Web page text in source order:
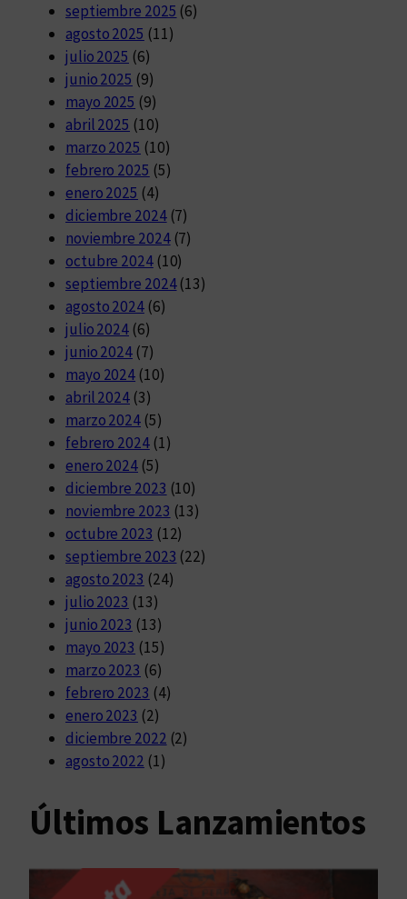
septiembre 2025 (6)
agosto 2025 (11)
julio 2025 (6)
junio 2025 (9)
mayo 2025 (9)
abril 2025 (10)
marzo 2025 (10)
febrero 2025 (5)
enero 2025 (4)
diciembre 2024(7)
noviembre 2024(7)
octubre 2024(10)
septiembre 2024(13)
agosto 2024(6)
julio 2024 (6)
junio 2024 (7)
mayo 2024 (10)
abril 2024 (3)
marzo 2024 (5)
febrero 2024(1)
enero 2024 (5)
diciembre 2023 (10)
noviembre 2023 (13)
octubre 2023 (12)
septiembre 2023 (22)
agosto 2023 (24)
julio 2023 (13)
junio 2023 (13)
mayo 2023 (15)
marzo 2023 (6)
febrero 2023 (4)
enero 2023 (2)
diciembre 2022 (2)
agosto 2022 (1)
Últimos Lanzamientos